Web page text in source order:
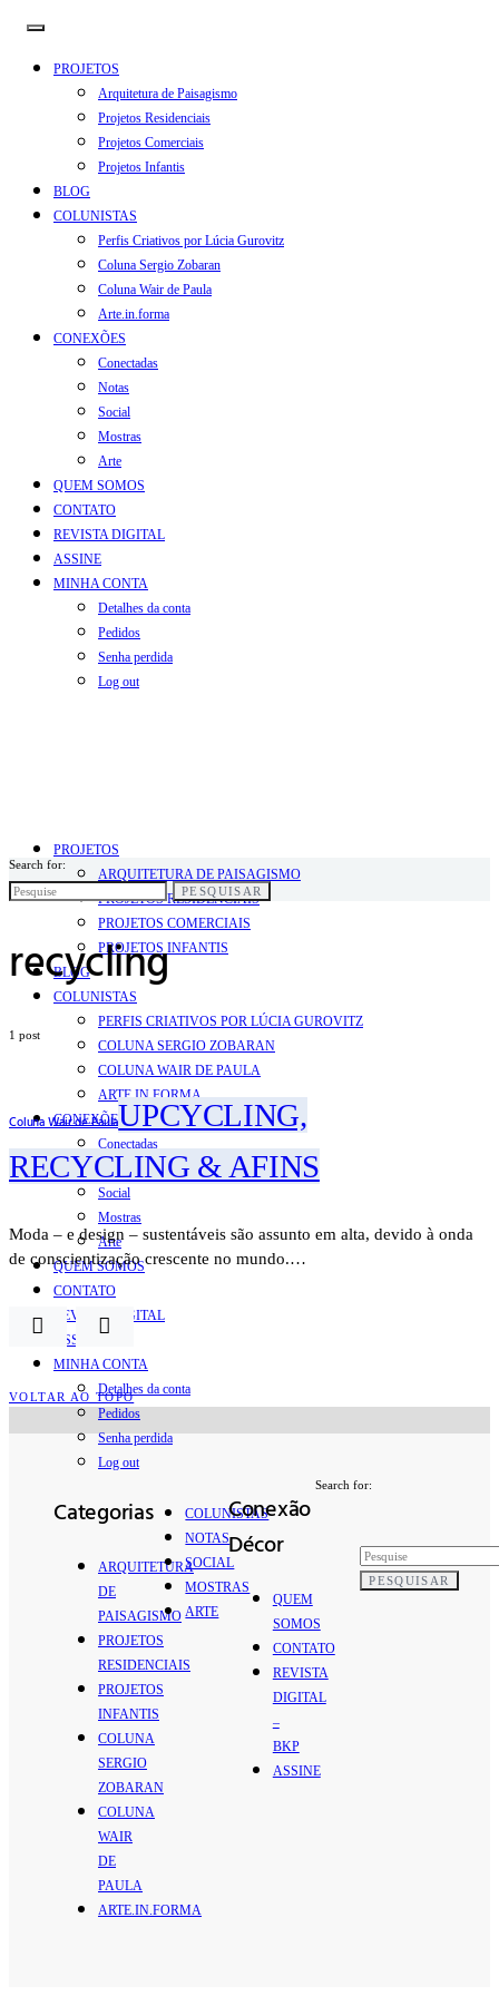
PROJETOS
Arquitetura de Paisagismo
Projetos Residenciais
Projetos Comerciais
Projetos Infantis
BLOG
COLUNISTAS
Perfis Criativos por Lúcia Gurovitz
Coluna Sergio Zobaran
Coluna Wair de Paula
Arte.in.forma
CONEXÕES
Conectadas
Notas
Social
Mostras
Arte
QUEM SOMOS
CONTATO
REVISTA DIGITAL
ASSINE
MINHA CONTA
Detalhes da conta
Pedidos
Senha perdida
Log out
PROJETOS
ARQUITETURA DE PAISAGISMO
PROJETOS RESIDENCIAIS
PROJETOS COMERCIAIS
PROJETOS INFANTIS
BLOG
COLUNISTAS
PERFIS CRIATIVOS POR LÚCIA GUROVITZ
COLUNA SERGIO ZOBARAN
COLUNA WAIR DE PAULA
ARTE.IN.FORMA
CONEXÕES
Conectadas
Notas
Social
Mostras
Arte
QUEM SOMOS
CONTATO
REVISTA DIGITAL
ASSINE
MINHA CONTA
Detalhes da conta
Pedidos
Senha perdida
Log out
Search for:
PESQUISAR
recycling
1 post
Coluna Wair de PaulaUPCYCLING,
RECYCLING & AFINS
Moda – e design – sustentáveis são assunto em alta, devido à onda
de conscientização crescente no mundo.…
VOLTAR AO TOPO
Categorias
ARQUITETURA
DE
PAISAGISMO
PROJETOS
RESIDENCIAIS
PROJETOS
INFANTIS
COLUNA
SERGIO
ZOBARAN
COLUNA
WAIR
DE
PAULA
ARTE.IN.FORMA
COLUNISTAS
NOTAS
SOCIAL
MOSTRAS
ARTE
Conexão
Décor
QUEM
SOMOS
CONTATO
REVISTA
DIGITAL
–
BKP
ASSINE
Search for:
PESQUISAR